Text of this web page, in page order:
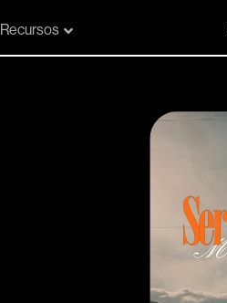
Recursos